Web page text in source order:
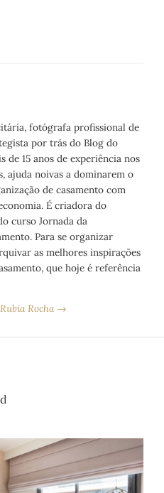
fotógrafa profissional de
por trás do Blog do
de 15 anos de experiência nos
ajuda noivas a dominarem o
de casamento com
É criadora do
curso Jornada da
Para se organizar
as melhores inspirações
que hoje é referência
Rocha →